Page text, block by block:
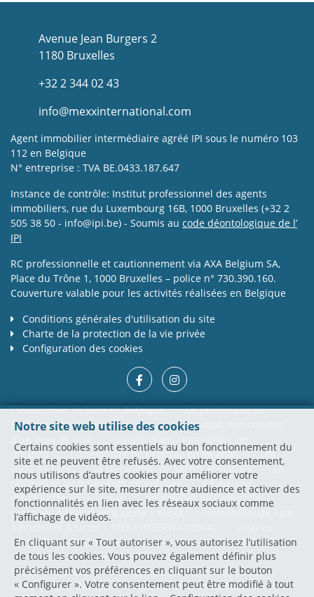
Notre site web utilise des cookies
Certains cookies sont essentiels au bon fonctionnement du
site et ne peuvent être refusés. Avec votre consentement,
nous utilisons d’autres cookies pour améliorer votre
expérience sur le site, mesurer notre audience et activer des
fonctionnalités en lien avec les réseaux sociaux comme
l’affichage de vidéos.
En cliquant sur « Tout autoriser », vous autorisez l’utilisation
de tous les cookies. Vous pouvez également définir plus
précisément vos préférences en cliquant sur le bouton
« Configurer ». Votre consentement peut être modifié à tout
Avenue Jean Burgers 2
1180 Bruxelles
+32 2 344 02 43
info@mexxinternational.com
Agent immobilier intermédiaire agréé IPI sous le numéro 103
112 en Belgique
N° entreprise : TVA BE.0433.187.647
Instance de contrôle: Institut professionnel des agents
immobiliers, rue du Luxembourg 16B, 1000 Bruxelles (+32 2
505 38 50 - info@ipi.be) - Soumis au code déontologique de l’
IPI
RC professionnelle et cautionnement via AXA Belgium SA,
Place du Trône 1, 1000 Bruxelles – police n° 730.390.160.
Couverture valable pour les activités réalisées en Belgique
Conditions générales d'utilisation du site
Charte de la protection de la vie privée
Configuration des cookies
L'immobilier de luxe en Belgique | Le penthouse en
Belgique et à travers le monde
L'évaluation immobilière
prestige | L'immobilier de prestige en location | Les
villas de luxe | La rénovation de yachts et voiliers | La
rénovation de bâtiments de prestige
La maison
d'architecte en Belgique | Immobilier de luxe et de
prestiges à Bruxelles & Uccle | MEXX
immobilière de luxe à Bruxelles | MEXX INTERNATIONAL |
Penthouse à vendre à Bruxelles & Uccle | MEXX
INTERNATIONAL | Villa de luxe à vendre à Bruxelles &
Uccle | MEXX INTERNATIONAL | Villa en location à